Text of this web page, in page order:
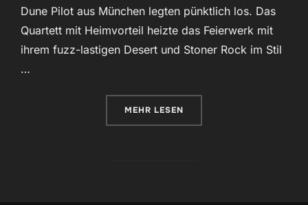
Dune Pilot aus München legten pünktlich los. Das
Quartett mit Heimvorteil heizte das Feierwerk mit
ihrem fuzz-lastigen Desert und Stoner Rock im Stil
…
MEHR ÜBER „DUNE PILOT & ROTOR
LESEN